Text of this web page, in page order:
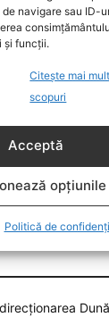
navigare sau ID-
și funcții.
Citește mai
scopuri
Acceptă
opțiunile
Politică de
nu mai
de comentarii
energetică a
Oprești